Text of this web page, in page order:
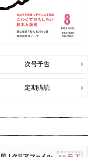
次号予告
定期購読